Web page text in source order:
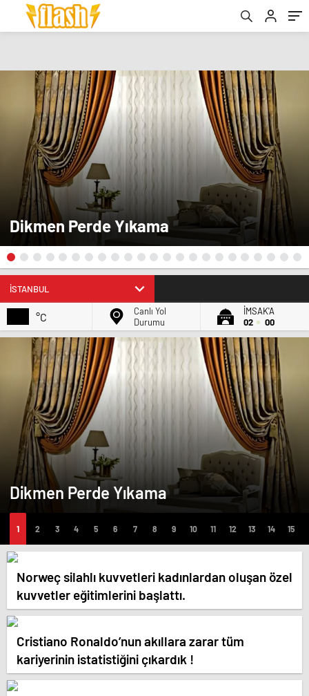
Dikmen Perde Yıkama
°C
Canlı Yol
Durumu
İMSAK'A
02
00
Dikmen Perde Yıkama
Norweç silahlı kuvvetleri kadınlardan oluşan özel
kuvvetler eğitimlerini başlattı.
Cristiano Ronaldo’nun akıllara zarar tüm
kariyerinin istatistiğini çıkardık !